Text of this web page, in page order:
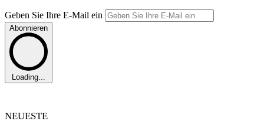
Geben Sie Ihre E-Mail ein
Abonnieren
Loading...
NEUESTE